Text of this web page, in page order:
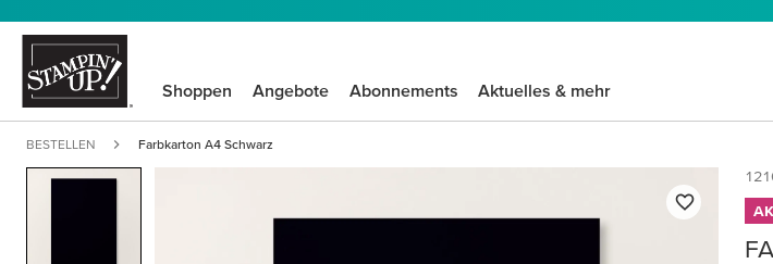
Shoppen Angebote Abonnements Aktuelles & mehr
BESTELLEN Farbkarton A4 Schwarz